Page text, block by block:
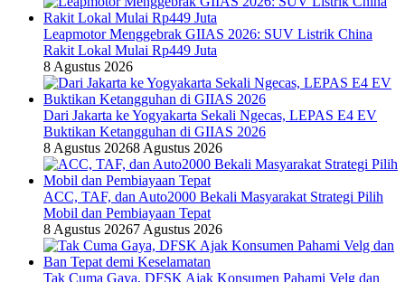
Leapmotor Menggebrak GIIAS 2026: SUV Listrik China
Rakit Lokal Mulai Rp449 Juta
8 Agustus 2026
Dari Jakarta ke Yogyakarta Sekali Ngecas, LEPAS E4 EV
Buktikan Ketangguhan di GIIAS 2026
8 Agustus 20268 Agustus 2026
ACC, TAF, dan Auto2000 Bekali Masyarakat Strategi Pilih
Mobil dan Pembiayaan Tepat
8 Agustus 20267 Agustus 2026
Tak Cuma Gaya, DFSK Ajak Konsumen Pahami Velg dan